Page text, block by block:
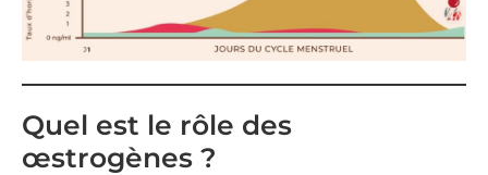
Quel est le rôle des
œstrogènes ?